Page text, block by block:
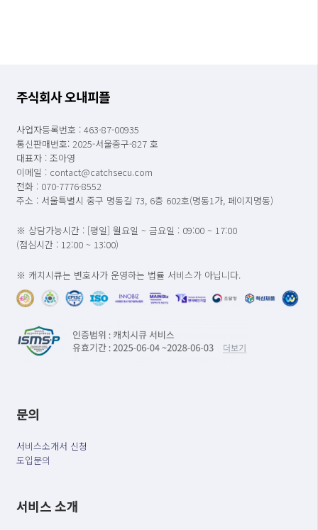
주식회사 오내피플
사업자등록번호 : 463-87-00935
통신판매번호: 2025-서울중구-827 호
대표자 : 조아영
이메일 : contact@catchsecu.com
전화 : 070-7776-8552
주소 : 서울특별시 중구 명동길 73, 6층 602호(명동1가, 페이지명동)
※ 상담가능시간 : [평일] 월요일 ~ 금요일 : 09:00 ~ 17:00
(점심시간 : 12:00 ~ 13:00)
※ 캐치시큐는 변호사가 운영하는 법률 서비스가 아닙니다.
문의
서비스소개서 신청
도입문의
서비스 소개